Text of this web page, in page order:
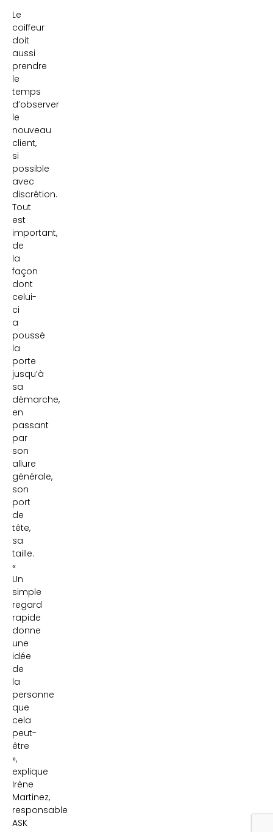
Le
coiffeur
doit
aussi
prendre
le
temps
d’observer
le
nouveau
client,
si
possible
avec
discrétion.
Tout
est
important,
de
la
façon
dont
celui-
ci
a
poussé
la
porte
jusqu’à
sa
démarche,
en
passant
par
son
allure
générale,
son
port
de
tête,
sa
taille.
«
Un
simple
regard
rapide
donne
une
idée
de
la
personne
que
cela
peut-
être
»,
explique
Irène
Martinez,
responsable
ASK